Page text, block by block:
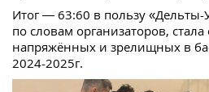
Итог — 63:60 в пользу
по словам организаторов,
напряжённых и зрелищных в
2024-2025г.